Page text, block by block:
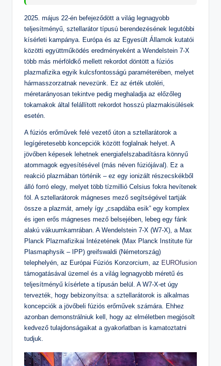
2025. május 22-én befejeződött a világ legnagyobb
teljesítményű, sztellarátor típusú berendezésének legutóbbi
kísérleti kampánya. Európa és az Egyesült Államok kutatói
közötti együttműködés eredményeként a Wendelstein 7-X
több más mérföldkő mellett rekordot döntött a fúziós
plazmafizika egyik kulcsfontosságú paraméterében, melyet
hármasszorzatnak nevezünk. Ez az érték utoléri,
méretarányosan tekintve pedig meghaladja az előzőleg
tokamakok által felállított rekordot hosszú plazmakisülések
esetén.
A fúziós erőművek felé vezető úton a sztellarátorok a
legígéretesebb koncepciók között foglalnak helyet. A
jövőben képesek lehetnek energiafelszabadításra könnyű
atommagok egyesítésével (más néven fúziójával). Ez a
reakció plazmában történik – ez egy ionizált részecskékből
álló forró elegy, melyet több tízmillió Celsius fokra hevítenek
föl. A sztellarátorok mágneses mező segítségével tartják
össze a plazmát, amely így „csapdába esik” egy komplex
és igen erős mágneses mező belsejében, lebeg egy fánk
alakú vákuumkamrában. A Wendelstein 7-X (W7-X), a Max
Planck Plazmafizikai Intézetének (Max Planck Institute für
Plasmaphysik – IPP) greifswaldi (Németország)
telephelyén, az Európai Fúziós Konzorcium, az EUROfusion
támogatásával üzemel és a világ legnagyobb méretű és
teljesítményű kísérlete a típusán belül. A W7-X-et úgy
tervezték, hogy bebizonyítsa: a sztellarátorok is alkalmas
koncepciók a jövőbeli fúziós erőművek számára. Ehhez
azonban demonstrálniuk kell, hogy az elméletben megjósolt
kedvező tulajdonságaikat a gyakorlatban is kamatoztatni
tudjuk.